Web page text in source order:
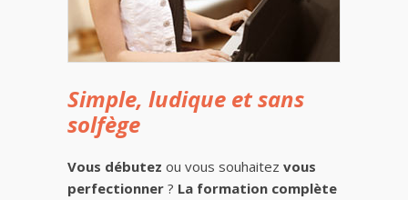
Simple, ludique et sans
solfège
Vous débutez ou vous souhaitez vous
perfectionner ? La formation complète